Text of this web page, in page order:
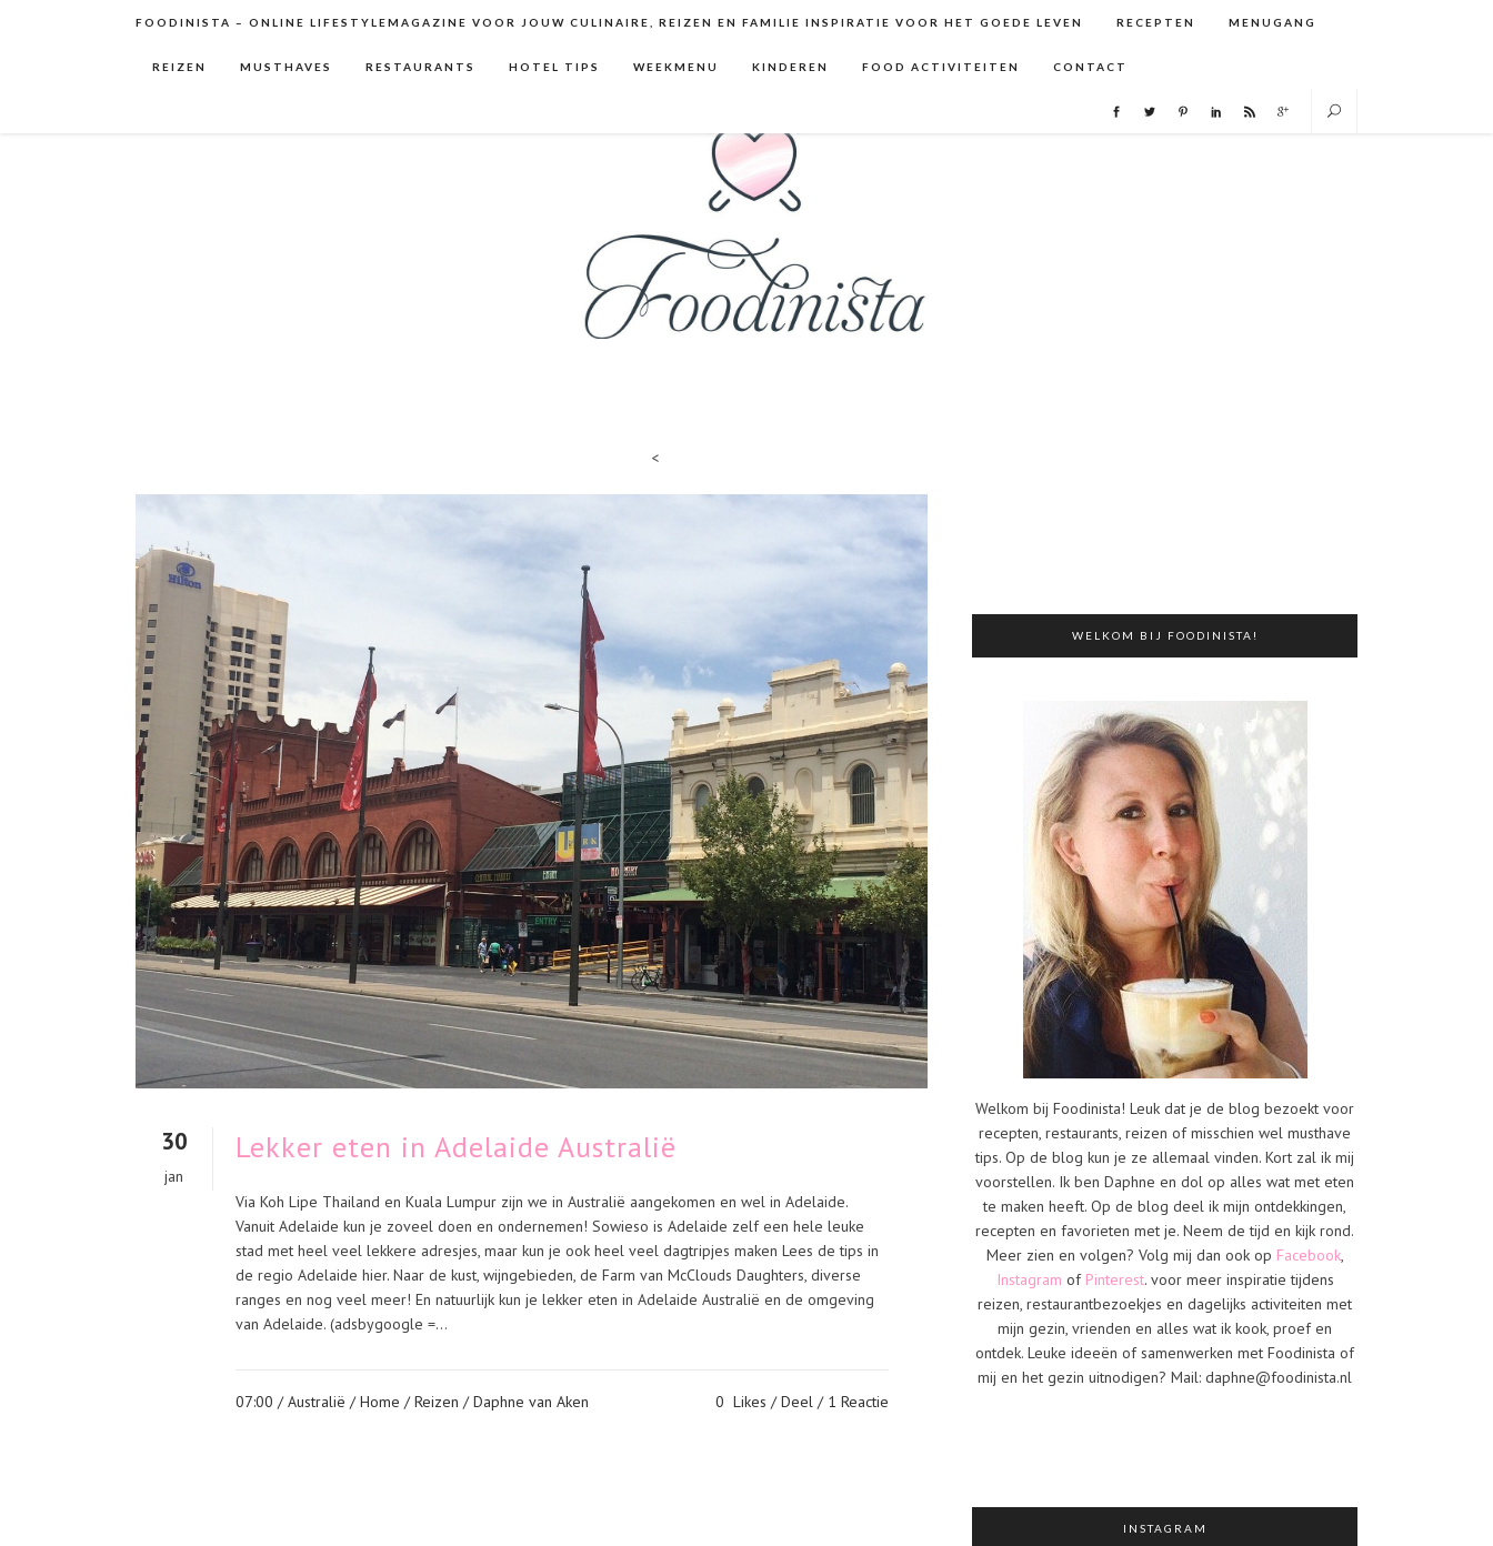
FOODINISTA – ONLINE LIFESTYLEMAGAZINE VOOR JOUW CULINAIRE, REIZEN EN FAMILIE INSPIRATIE VOOR HET GOEDE LEVEN RECEPTEN MENUGANG
REIZEN MUSTHAVES RESTAURANTS HOTEL TIPS WEEKMENU KINDEREN FOOD ACTIVITEITEN CONTACT
<
30
jan
Lekker eten in Adelaide Australië
Via Koh Lipe Thailand en Kuala Lumpur zijn we in Australië aangekomen en wel in Adelaide.
Vanuit Adelaide kun je zoveel doen en ondernemen! Sowieso is Adelaide zelf een hele leuke
stad met heel veel lekkere adresjes, maar kun je ook heel veel dagtripjes maken Lees de tips in
de regio Adelaide hier. Naar de kust, wijngebieden, de Farm van McClouds Daughters, diverse
ranges en nog veel meer! En natuurlijk kun je lekker eten in Adelaide Australië en de omgeving
van Adelaide. (adsbygoogle =...
07:00 /Australië /Home /Reizen / Daphne van Aken 0 Likes Deel 1 Reactie
WELKOM BIJ FOODINISTA!
Welkom bij Foodinista! Leuk dat je de blog bezoekt voor
recepten, restaurants, reizen of misschien wel musthave
tips. Op de blog kun je ze allemaal vinden. Kort zal ik mij
voorstellen. Ik ben Daphne en dol op alles wat met eten
te maken heeft. Op de blog deel ik mijn ontdekkingen,
recepten en favorieten met je. Neem de tijd en kijk rond.
Meer zien en volgen? Volg mij dan ook op Facebook,
Instagram of Pinterest. voor meer inspiratie tijdens
reizen, restaurantbezoekjes en dagelijks activiteiten met
mijn gezin, vrienden en alles wat ik kook, proef en
ontdek. Leuke ideeën of samenwerken met Foodinista of
mij en het gezin uitnodigen? Mail: daphne@foodinista.nl
INSTAGRAM